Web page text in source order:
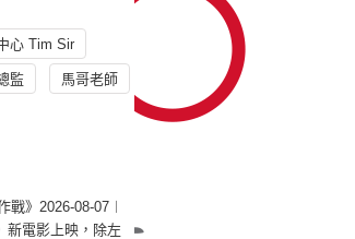
心 Tim Sir
監 馬哥老師
戰》2026-08-07︱
新電影上映，除左